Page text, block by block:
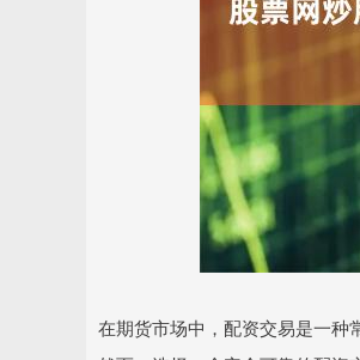
在期货市场中，配资交易是一种